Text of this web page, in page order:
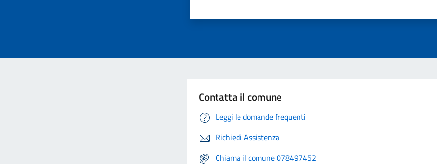
Contatta il comune
Leggi le domande frequenti
Richiedi Assistenza
Chiama il comune 078497452